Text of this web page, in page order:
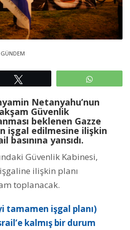
GÜNDEM
Netanyahu’nun
Güvenlik
beklenen Gazze
işgal edilmesine ilişkin
basınına yansıdı.
Güvenlik Kabinesi,
ilişkin planı
toplanacak.
tamamen işgal planı)
kalmış bir durum